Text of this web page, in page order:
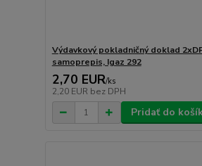
Výdavkový pokladničný doklad
samoprepis, Igaz 292
2,70 EUR/ks
2,20 EUR bez DPH
Pridať do